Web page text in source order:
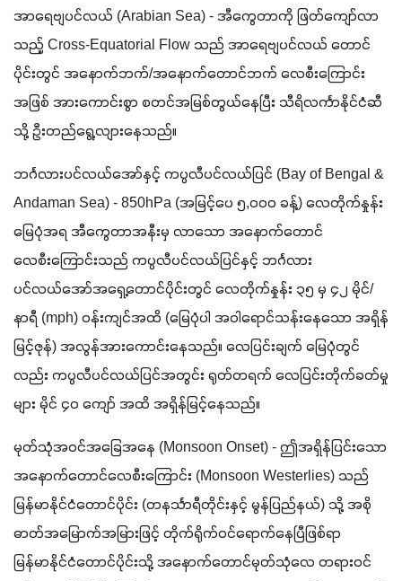
အာရေဗျပင်လယ် (Arabian Sea) - အီကွေတာကို ဖြတ်ကျော်လာ
သည့် Cross-Equatorial Flow သည် အာရေဗျပင်လယ် တောင်
ပိုင်းတွင် အနောက်ဘက်/အနောက်တောင်ဘက် လေစီးကြောင်း
အဖြစ် အားကောင်းစွာ စတင်အမြစ်တွယ်နေပြီး သီရိလင်္ကာနိုင်ငံဆီ
သို့ ဦးတည်ရွေ့လျားနေသည်။
ဘင်္ဂလားပင်လယ်အော်နှင့် ကပ္ပလီပင်လယ်ပြင် (Bay of Bengal &
Andaman Sea) - 850hPa (အမြင့်ပေ ၅,၀၀၀ ခန့်) လေတိုက်နှုန်း
မြေပုံအရ အီကွေတာအနီးမှ လာသော အနောက်တောင်
လေစီးကြောင်းသည် ကပ္ပလီပင်လယ်ပြင်နှင့် ဘင်္ဂလား
ပင်လယ်အော်အရှေ့တောင်ပိုင်းတွင် လေတိုက်နှုန်း ၃၅ မှ ၄၂ မိုင်/
နာရီ (mph) ဝန်းကျင်အထိ (မြေပုံပါ အဝါရောင်သန်းနေသော အရှိန်
မြင့်ဇုန်) အလွန်အားကောင်းနေသည်။ လေပြင်းချက် မြေပုံတွင်
လည်း ကပ္ပလီပင်လယ်ပြင်အတွင်း ရုတ်တရက် လေပြင်းတိုက်ခတ်မှု
များ မိုင် ၄၀ ကျော် အထိ အရှိန်မြင့်နေသည်။
မုတ်သုံအဝင်အခြေအနေ (Monsoon Onset) - ဤအရှိန်ပြင်းသော
အနောက်တောင်လေစီးကြောင်း (Monsoon Westerlies) သည်
မြန်မာနိုင်ငံတောင်ပိုင်း (တနင်္သာရီတိုင်းနှင့် မွန်ပြည်နယ်) သို့ အစို
ဓာတ်အမြောက်အမြားဖြင့် တိုက်ရိုက်ဝင်ရောက်နေပြီဖြစ်ရာ
မြန်မာနိုင်ငံတောင်ပိုင်းသို့ အနောက်တောင်မုတ်သုံလေ တရားဝင်